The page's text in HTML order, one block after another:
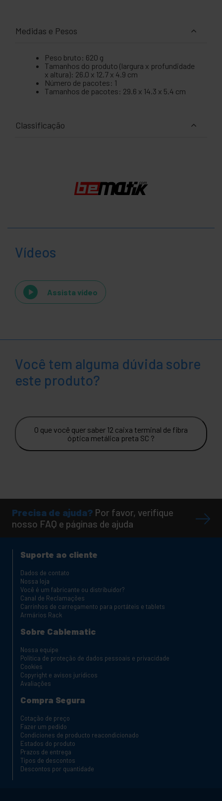
Medidas e Pesos
Peso bruto: 620 g
Tamanhos do produto (largura x profundidade
x altura): 26.0 x 12.7 x 4.9 cm
Número de pacotes: 1
Tamanhos de pacotes: 29.6 x 14.3 x 5.4 cm
Classificação
Vídeos
Assista vídeo
Você tem alguma dúvida sobre
este produto?
O que você quer saber 12 caixa terminal de fibra
óptica metálica preta SC ?
Precisa de ajuda? Por favor, verifique
nosso FAQ e páginas de ajuda
Suporte ao cliente
Dados de contato
Nossa loja
Você é um fabricante ou distribuidor?
Canal de Reclamações
Carrinhos de carregamento para portáteis e tablets
Armários Rack
Sobre Cablematic
Nossa equipe
Política de proteção de dados pessoais e privacidade
Cookies
Copyright e avisos jurídicos
Avaliações
Compra Segura
Cotação de preço
Fazer um pedido
Condiciones de producto reacondicionado
Estados do produto
Prazos de entrega
Tipos de descontos
Descontos por quantidade